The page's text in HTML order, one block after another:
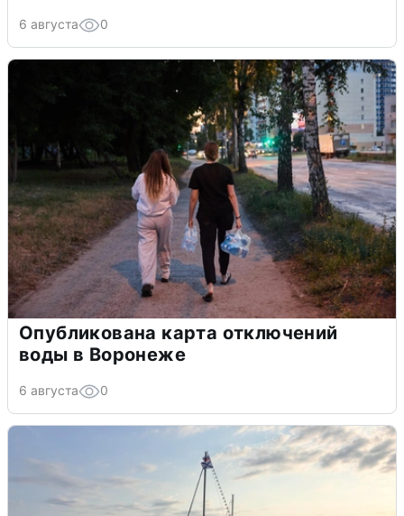
6 августа 0
Опубликована карта отключений
воды в Воронеже
6 августа 0